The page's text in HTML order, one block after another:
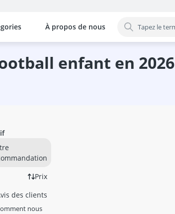
les plus populaires par catégorie
Loisirs
de toit camping-car
Axa
cadre
Abus
Axa
Axa
code
À propos de nous
enfant en 2026
Prix
des clients
nous